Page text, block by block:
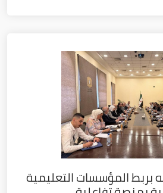
بربط المؤسسات التعليمية